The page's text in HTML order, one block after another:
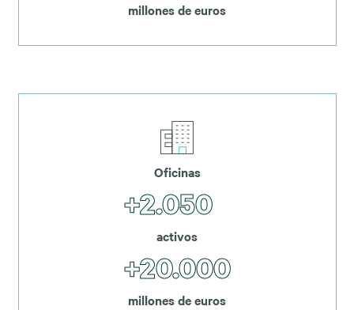
millones de euros
Oficinas
+2.050
activos
+20.000
millones de euros